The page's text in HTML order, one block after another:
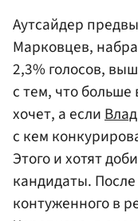
Аутсайдер
Марковцев,
2,3% голосов,
с тем, что больше
хочет, а если
с кем
Этого и хотят
кандидаты.
контуженного в